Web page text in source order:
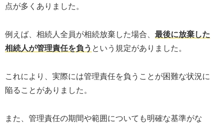
点が多くありました。
例えば、相続人全員が相続放棄した場合、 最後に放棄した
相続人が管理責任を負う という規定がありました。
これにより、実際には管理責任を負うことが困難な状況に
陥ることがありました。
また、管理責任の期間や範囲についても明確な基準がな